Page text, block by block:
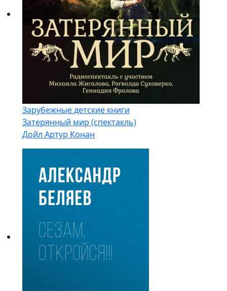
Зарубежные детские книги
Затерянный мир (спектакль)
Дойл Артур Конан